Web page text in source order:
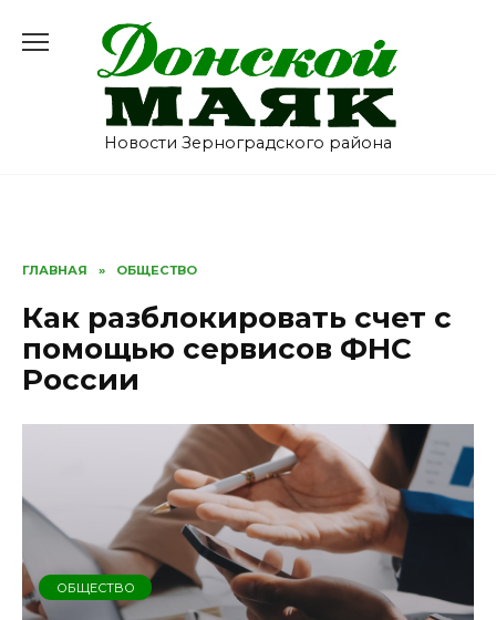
содержанию
Новости Зерноградского района
ГЛАВНАЯ » ОБЩЕСТВО
Как разблокировать счет с
помощью сервисов ФНС
России
ОБЩЕСТВО